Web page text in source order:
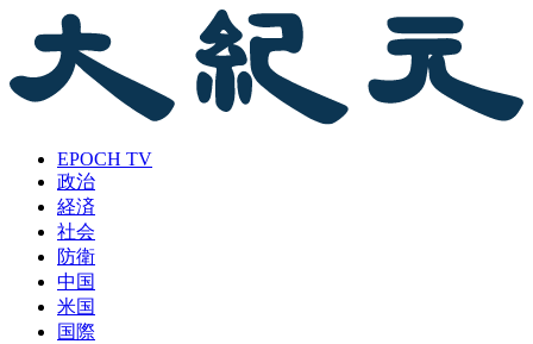
EPOCH TV
政治
経済
社会
防衛
中国
米国
国際